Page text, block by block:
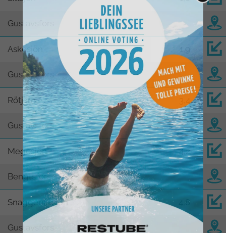
Gustavsfors
Askesjön 1,9
Gustavsfors
Rötjärn
Gustavsfors
Megesjön 4,2
Bengtsfors
Snaggenässjön 4,8
Gustavsfors